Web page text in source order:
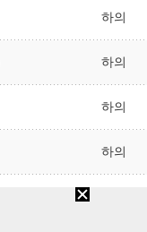
하의
하의
하의
하의